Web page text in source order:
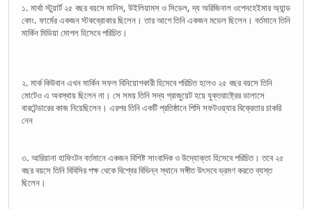
১. মার্থা স্টুয়ার্ট ২৫ বছর বয়সে মানিস, উইলিয়ামস ও সিডেল, দ্য অরিজিনাল ওপেনহেইমার অ্যান্ড
কোং. ফার্মের একজন স্টকব্রোকার ছিলেন। তার আগে তিনি একজন মডেল ছিলেন। বর্তমানে তিনি
মার্কিন মিডিয়া মোগল হিসেবে পরিচিত।
২. মার্ক কিউবান এখন মার্কিন সফল বিনিয়োগকারী হিসেবে পরিচিত হলেও ২৫ বছর বয়সে তিনি
মোটেও এ অবস্থায় ছিলেন না। সে সময় তিনি সদ্য গ্রাজুয়েট হয়ে যুক্তরাষ্ট্রের ডালাসে
বারটেন্ডারের কাজ নিয়েছিলেন। এরপর তিনি একটি প্রতিষ্ঠানে পিসি সফটওয়্যার বিক্রেতার চাকরি
নেন
৩. আরিয়ানা হাফিংটন বর্তমানে একজন বিশিষ্ট সাংবাদিক ও উদ্যোক্তা হিসেবে পরিচিত। তবে ২৫
বছর বয়সে তিনি বিবিসির পক্ষ থেকে বিশ্বের বিভিন্ন স্থানে সঙ্গীত উৎসবে ভ্রমণ করতে ব্যস্ত
ছিলেন।